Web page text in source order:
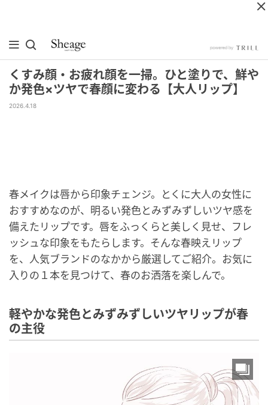
くすみ顔・お疲れ顔を一掃。ひと塗りで、鮮や
か発色×ツヤで春顔に変わる【大人リップ】
2026.4.18
春メイクは唇から印象チェンジ。とくに大人の女性に
おすすめなのが、明るい発色とみずみずしいツヤ感を
備えたリップです。唇をふっくらと美しく見せ、フレ
ッシュな印象をもたらします。そんな春映えリップ
を、人気ブランドのなかから厳選してご紹介。お気に
入りの１本を見つけて、春のお洒落を楽しんで。
軽やかな発色とみずみずしいツヤリップが春
の主役